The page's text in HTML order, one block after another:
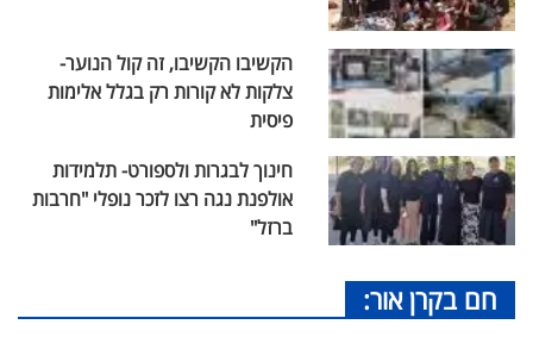
הקשיבו הקשיבו, זה קול הנוער-
צלקות לא קורות רק בגלל אלימות
פיסית
חינוך לבגרות ולספורט- תלמידות
אולפנת נגה רצו לזכר נופלי "חרבות
ברזל"
חם בקרן אור: